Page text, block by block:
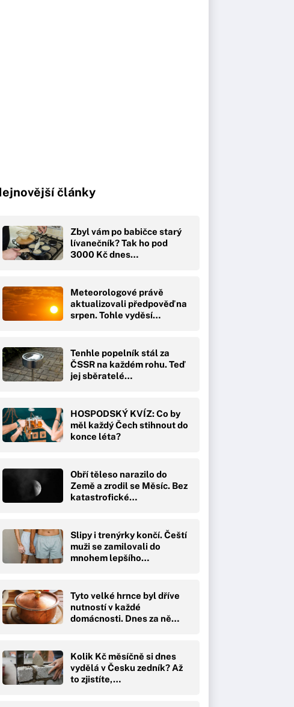
články
Zbyl vám po babičce starý
lívanečník? Tak ho pod
3000 Kč dnes…
Meteorologové právě
aktualizovali předpověď na
srpen. Tohle vyděsí…
Tenhle popelník stál za
ČSSR na každém rohu. Teď
jej sběratelé…
HOSPODSKÝ KVÍZ: Co by
měl každý Čech stihnout do
konce léta?
Obří těleso narazilo do
Země a zrodil se Měsíc. Bez
katastrofické…
Slipy i trenýrky končí. Čeští
muži se zamilovali do
mnohem lepšího…
Tyto velké hrnce byl dříve
nutností v každé
domácnosti. Dnes za ně…
Kolik Kč měsíčně si dnes
vydělá v Česku zedník? Až
to zjistíte,…